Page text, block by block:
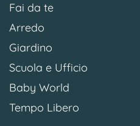
Fai da te
Arredo
Giardino
Scuola e Ufficio
Baby World
Tempo Libero